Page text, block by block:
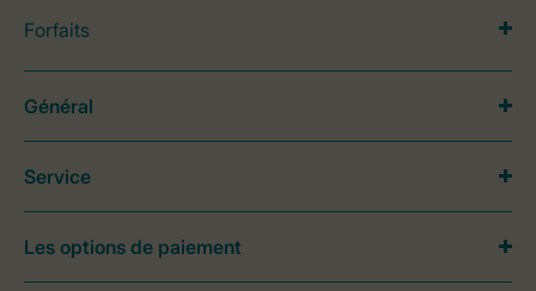
Forfaits
Général
Service
Les options de paiement